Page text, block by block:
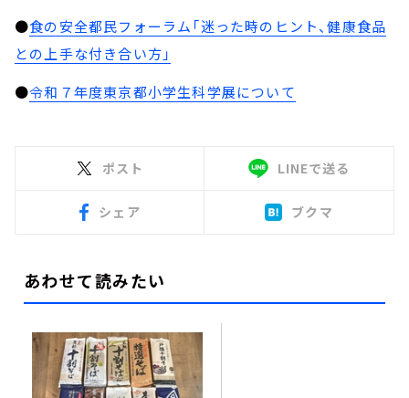
●食の安全都民フォーラム「迷った時のヒント、健康食品
との上手な付き合い方」
●令和７年度東京都小学生科学展について
ポスト LINEで送る
シェア ブクマ
あわせて読みたい